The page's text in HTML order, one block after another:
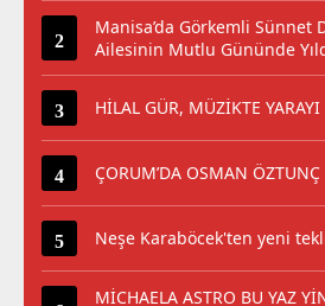
Manisa’da Görkemli Sünnet
Ailesinin Mutlu Gününde
HİLAL GÜR, MÜZİKTE
ÇORUM’DA OSMAN
Neşe Karaböcek'ten yeni
MİCHAELA ASTRO BU YAZ